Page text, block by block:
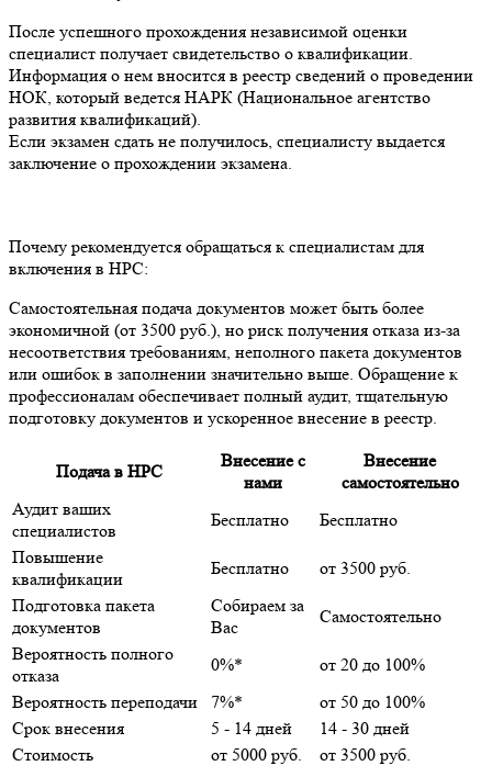
После успешного прохождения независимой оценки
специалист получает свидетельство о квалификации.
Информация о нем вносится в реестр сведений о проведении
НОК, который ведется НАРК (Национальное агентство
развития квалификаций).
Если экзамен сдать не получилось, специалисту выдается
заключение о прохождении экзамена.
Почему рекомендуется обращаться к специалистам для
включения в НРС:
Самостоятельная подача документов может быть более
экономичной (от 3500 руб.), но риск получения отказа из-за
несоответствия требованиям, неполного пакета документов
или ошибок в заполнении значительно выше. Обращение к
профессионалам обеспечивает полный аудит, тщательную
подготовку документов и ускоренное внесение в реестр.
Подача в НРС
Внесение с
нами
Внесение
самостоятельно
Аудит ваших
специалистов
Бесплатно
Бесплатно
Повышение
квалификации
Бесплатно
от 3500 руб.
Подготовка пакета
документов
Собираем за
Вас
Самостоятельно
Вероятность полного
отказа
0%*
от 20 до 100%
Вероятность переподачи
7%*
от 50 до 100%
Срок внесения
5 - 14 дней
14 - 30 дней
Стоимость
от 5000 руб.
от 3500 руб.